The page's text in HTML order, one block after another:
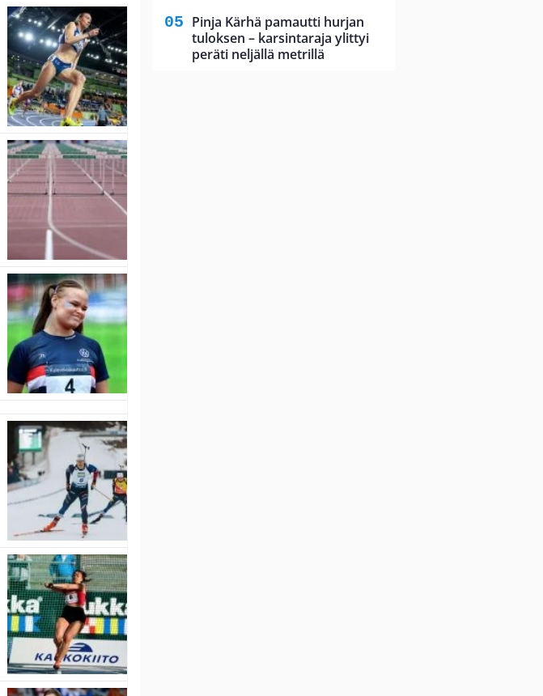
Pinja Kärhä pamautti hurjan
tuloksen – karsintaraja ylittyi
peräti neljällä metrillä